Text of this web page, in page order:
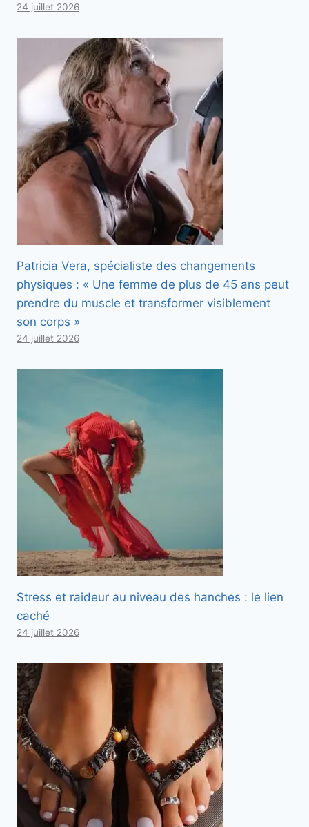
24 juillet 2026
Patricia Vera, spécialiste des changements
physiques : « Une femme de plus de 45 ans peut
prendre du muscle et transformer visiblement
son corps »
24 juillet 2026
Stress et raideur au niveau des hanches : le lien
caché
24 juillet 2026